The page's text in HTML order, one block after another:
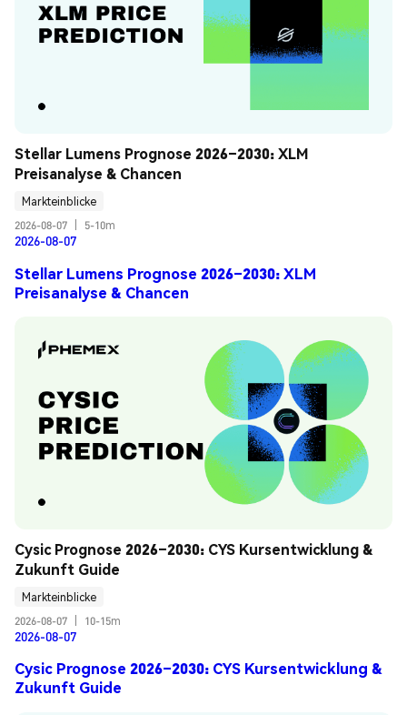
Stellar Lumens Prognose 2026–2030: XLM
Preisanalyse & Chancen
Markteinblicke
2026-08-07
5-10m
2026-08-07
Stellar Lumens Prognose 2026–2030: XLM
Preisanalyse & Chancen
Cysic Prognose 2026–2030: CYS Kursentwicklung &
Zukunft Guide
Markteinblicke
2026-08-07
10-15m
2026-08-07
Cysic Prognose 2026–2030: CYS Kursentwicklung &
Zukunft Guide